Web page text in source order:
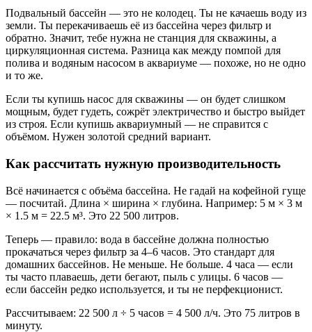
Подвальный бассейн — это не колодец. Ты не качаешь воду из
земли. Ты перекачиваешь её из бассейна через фильтр и
обратно. Значит, тебе нужна не станция для скважины, а
циркуляционная система. Разница как между помпой для
полива и водяным насосом в аквариуме — похоже, но не одно
и то же.
Если ты купишь насос для скважины — он будет слишком
мощным, будет гудеть, сожрёт электричество и быстро выйдет
из строя. Если купишь аквариумный — не справится с
объёмом. Нужен золотой средний вариант.
Как рассчитать нужную производительность
Всё начинается с объёма бассейна. Не гадай на кофейной гуще
— посчитай. Длина × ширина × глубина. Например: 5 м × 3 м
× 1.5 м = 22.5 м³. Это 22 500 литров.
Теперь — правило: вода в бассейне должна полностью
прокачаться через фильтр за 4–6 часов. Это стандарт для
домашних бассейнов. Не меньше. Не больше. 4 часа — если
ты часто плаваешь, дети бегают, пыль с улицы. 6 часов —
если бассейн редко используется, и ты не перфекционист.
Рассчитываем: 22 500 л ÷ 5 часов = 4 500 л/ч. Это 75 литров в
минуту.